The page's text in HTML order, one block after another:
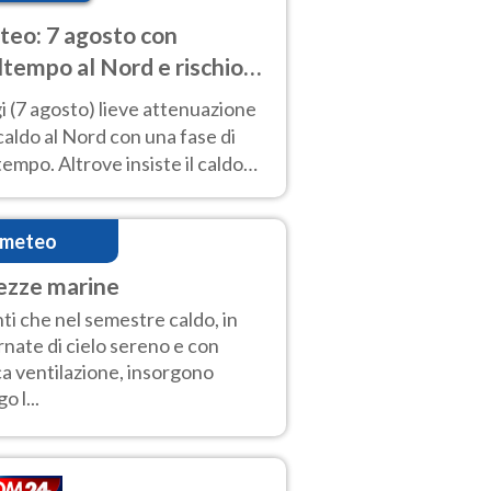
7 agosto con
al Nord e rischio
Altrove caldo
(7 agosto) lieve attenuazione
al Nord con una fase di
Altrove insiste il caldo
con picchi di 40°C. Le
marine
che nel semestre caldo, in
di cielo sereno e con
ventilazione, insorgono
l...